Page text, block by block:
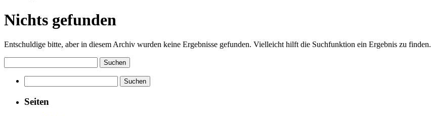
Nichts gefunden
Entschuldige bitte, aber in diesem Archiv wurden keine Ergebnisse gefunden. Vielleicht hilft die Suchfunktion ein Ergebnis zu finden.
nach:
nach:
Seiten